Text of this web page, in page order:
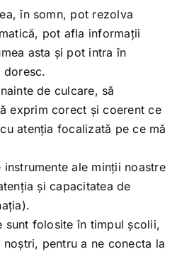
în somn, pot rezolva
pot afla informații
asta și pot intra în
doresc.
de culcare, să
exprim corect și coerent ce
atenția focalizată pe ce mă
ale minții noastre
și capacitatea de
sunt folosite în timpul școlii,
pentru a ne conecta la